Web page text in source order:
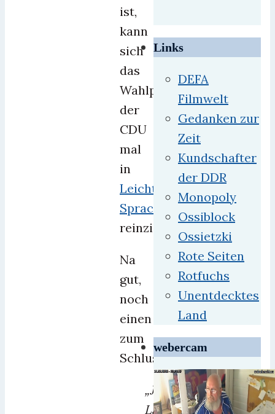
ist,
kann
sich
das
Wahlprogramm
der
CDU
mal
in
Leichter
Sprache
reinziehen.
Na
gut,
noch
einen
zum
Schluss:
„Jedes
Land
Links
DEFA
Filmwelt
Gedanken zur
Zeit
Kundschafter
der DDR
Monopoly
Ossiblock
Ossietzki
Rote Seiten
Rotfuchs
Unentdecktes
Land
webercam